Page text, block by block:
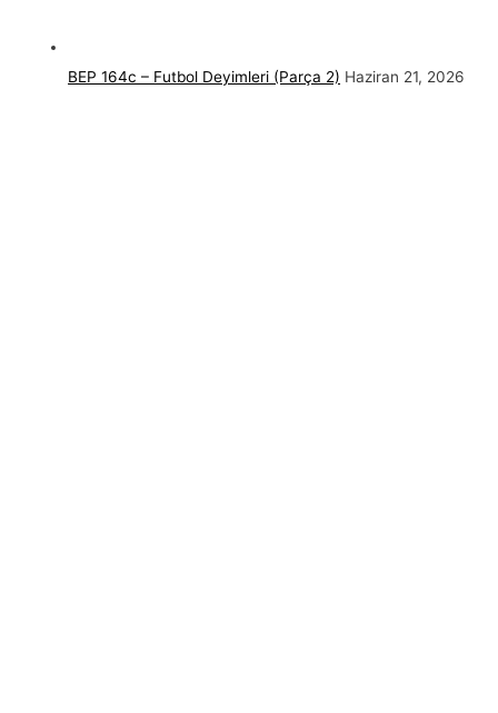
BEP 164c – Futbol Deyimleri (Parça 2) Haziran 21, 2026